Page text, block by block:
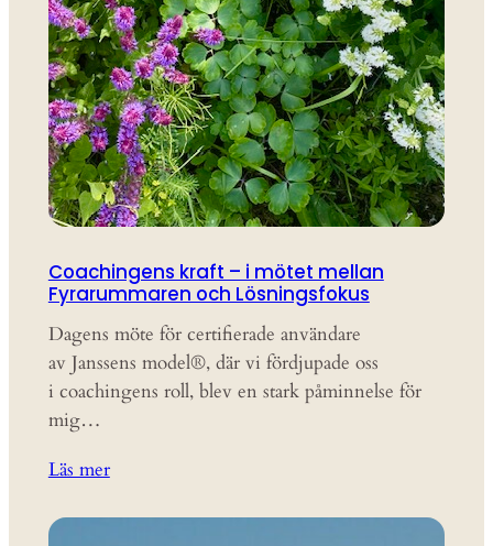
Coachingens kraft – i mötet mellan
Fyrarummaren och Lösningsfokus
Dagens möte för certifierade användare
av Janssens model®, där vi fördjupade oss
i coachingens roll, blev en stark påminnelse för
mig…
Läs mer